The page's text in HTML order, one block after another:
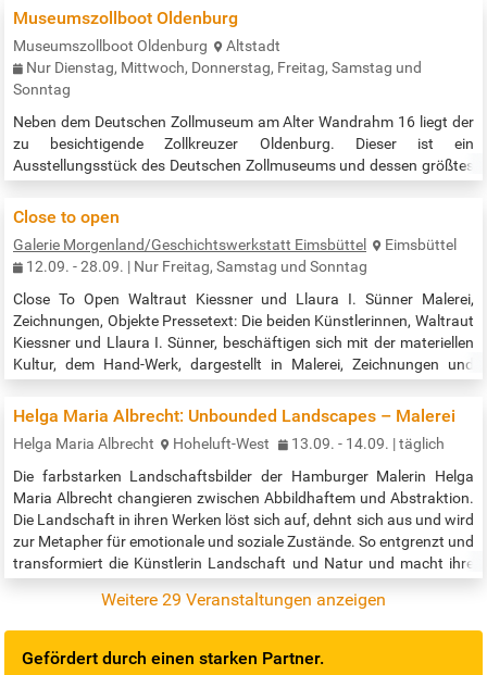
Waterkant chillen… all das ist hier möglich — bei freiem Eintritt! …
Museumszollboot Oldenburg
Museumszollboot Oldenburg
Altstadt
Nur Dienstag, Mittwoch, Donnerstag, Freitag, Samstag und
Sonntag
Neben dem Deutschen Zollmuseum am Alter Wandrahm 16 liegt der
zu besichtigende Zollkreuzer Oldenburg. Dieser ist ein
Ausstellungsstück des Deutschen Zollmuseums und dessen größtes
ist: Das Museumsschiff kann kostenlos, auch unabhängig von einem
Besuch des Zollmuseums besichtigt werden. Es ist über den Ponton
zu erreichen - und somit nicht barrierefrei. Das Betreten des
Zollkreuzers…
Close to open
Galerie Morgenland/Geschichtswerkstatt Eimsbüttel
Eimsbüttel
12.09. - 28.09. | Nur Freitag, Samstag und Sonntag
Close To Open Waltraut Kiessner und Llaura I. Sünner Malerei,
Zeichnungen, Objekte Pressetext: Die beiden Künstlerinnen, Waltraut
Kiessner und Llaura I. Sünner, beschäftigen sich mit der materiellen
Kultur, dem Hand-Werk, dargestellt in Malerei, Zeichnungen und
das heute zunehmend unterschätzt wird: Die menschliche Hand.
Diese ist Repräsentantin des Handelns, das Organ, das im…
Helga Maria Albrecht: Unbounded Landscapes – Malerei
Helga Maria Albrecht Hoheluft-West
13.09. - 14.09. | täglich
Die farbstarken Landschaftsbilder der Hamburger Malerin Helga
Maria Albrecht changieren zwischen Abbildhaftem und Abstraktion.
Die Landschaft in ihren Werken löst sich auf, dehnt sich aus und wird
zur Metapher für emotionale und soziale Zustände. So entgrenzt und
transformiert die Künstlerin Landschaft und Natur und macht ihre
konzeptuell vorgezeichnet. Fragmentarische…
Weitere 29 Veranstaltungen anzeigen
Gefördert durch einen starken Partner.